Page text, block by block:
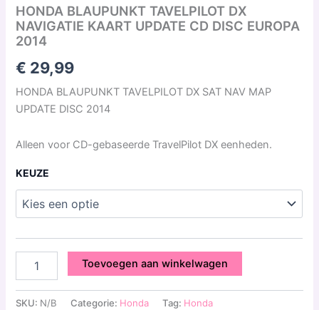
HONDA BLAUPUNKT TAVELPILOT DX
NAVIGATIE KAART UPDATE CD DISC EUROPA
2014
€ 29,99
HONDA BLAUPUNKT TAVELPILOT DX SAT NAV MAP
UPDATE DISC 2014
Alleen voor CD-gebaseerde TravelPilot DX eenheden.
KEUZE
DISC
EUROPA
2014
Toevoegen aan winkelwagen
SKU: N/B Categorie: Honda Tag: Honda